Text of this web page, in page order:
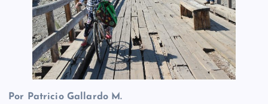
Por Patricio Gallardo M.